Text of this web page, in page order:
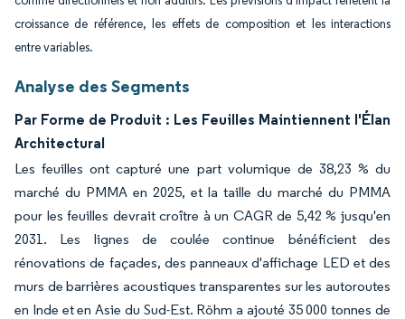
croissance de référence, les effets de composition et les interactions
entre variables.
Analyse des Segments
Par Forme de Produit : Les Feuilles Maintiennent l'Élan
Architectural
Les feuilles ont capturé une part volumique de 38,23 % du
marché du PMMA en 2025, et la taille du marché du PMMA
pour les feuilles devrait croître à un CAGR de 5,42 % jusqu'en
2031. Les lignes de coulée continue bénéficient des
rénovations de façades, des panneaux d'affichage LED et des
murs de barrières acoustiques transparentes sur les autoroutes
en Inde et en Asie du Sud-Est. Röhm a ajouté 35 000 tonnes de